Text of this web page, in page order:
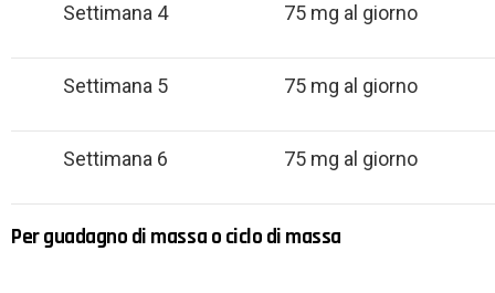
Settimana 4 75 mg al giorno
Settimana 5 75 mg al giorno
Settimana 6 75 mg al giorno
Per guadagno di massa o ciclo di massa